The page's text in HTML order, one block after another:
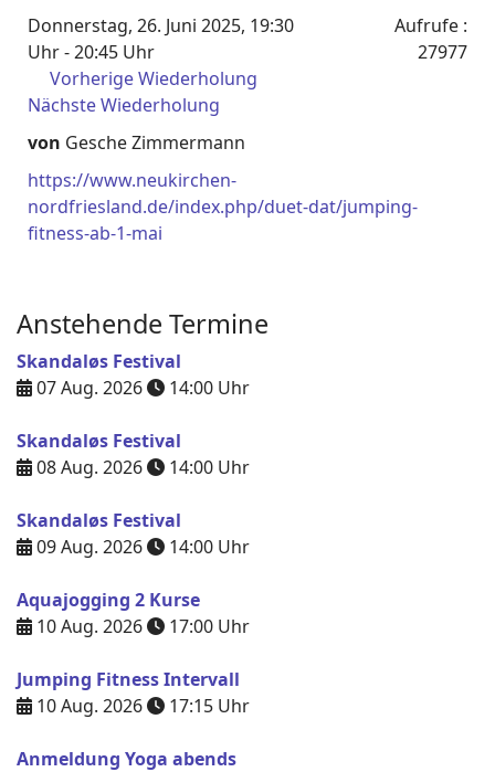
Donnerstag, 26. Juni 2025, 19:30
Uhr - 20:45 Uhr
Vorherige Wiederholung
Nächste Wiederholung
Aufrufe :
27977
von Gesche Zimmermann
https://www.neukirchen-
nordfriesland.de/index.php/duet-dat/jumping-
fitness-ab-1-mai
Anstehende Termine
Skandaløs Festival
07 Aug. 2026
14:00 Uhr
Skandaløs Festival
08 Aug. 2026
14:00 Uhr
Skandaløs Festival
09 Aug. 2026
14:00 Uhr
Aquajogging 2 Kurse
10 Aug. 2026
17:00 Uhr
Jumping Fitness Intervall
10 Aug. 2026
17:15 Uhr
Anmeldung Yoga abends